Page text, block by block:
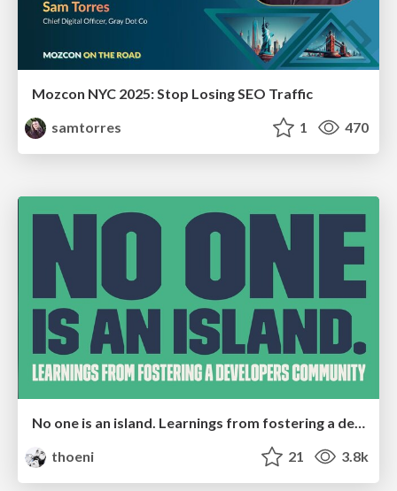
Mozcon NYC 2025: Stop Losing SEO Traffic
samtorres
1 470
No one is an island. Learnings from fostering a developers community.
thoeni
21 3.8k